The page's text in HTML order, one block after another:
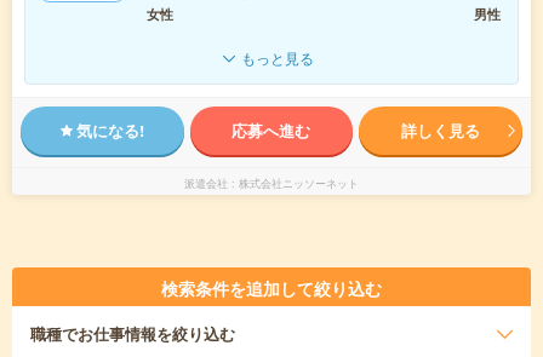
女性
男性
もっと見る
気になる! 応募へ進む 詳しく見る
派遣会社 株式会社ニッソーネット
検索条件を追加して絞り込む
職種でお仕事情報を絞り込む